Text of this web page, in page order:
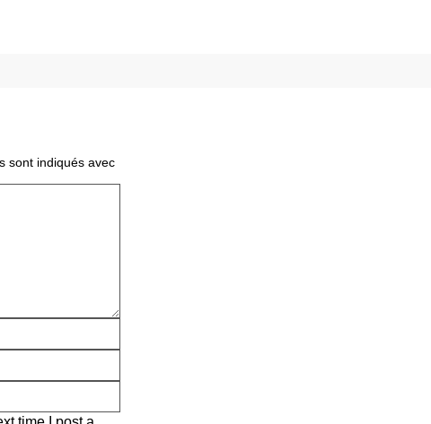
sont indiqués avec